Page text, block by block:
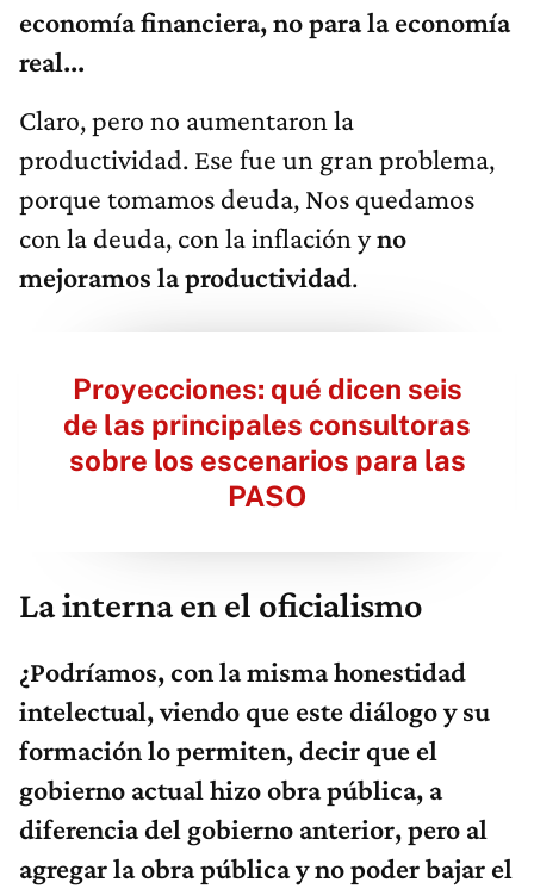
economía financiera, no para la economía
real...
Claro, pero no aumentaron la
productividad. Ese fue un gran problema,
porque tomamos deuda, Nos quedamos
con la deuda, con la inflación yno
mejoramos la productividad.
Proyecciones: qué dicen seis
de las principales consultoras
sobre los escenarios para las
PASO
La interna en el oficialismo
¿Podríamos, con la misma honestidad
intelectual, viendo que este diálogo y su
formación lo permiten, decir que el
gobierno actual hizo obra pública, a
diferencia del gobierno anterior, pero al
agregar la obra pública y no poder bajar el